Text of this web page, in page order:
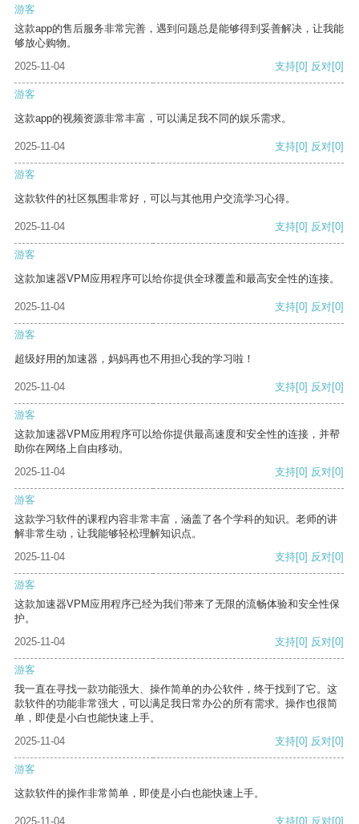
游客
这款app的售后服务非常完善，遇到问题总是能够得到妥善解决，让我能
够放心购物。
2025-11-04
支持[0] 反对[0]
游客
这款app的视频资源非常丰富，可以满足我不同的娱乐需求。
2025-11-04 支持[0] 反对[0]
游客
这款软件的社区氛围非常好，可以与其他用户交流学习心得。
2025-11-04 支持[0] 反对[0]
游客
这款加速器VPM应用程序可以给你提供全球覆盖和最高安全性的连接。
2025-11-04 支持[0] 反对[0]
游客
超级好用的加速器，妈妈再也不用担心我的学习啦！
2025-11-04 支持[0] 反对[0]
游客
这款加速器VPM应用程序可以给你提供最高速度和安全性的连接，并帮
助你在网络上自由移动。
2025-11-04
支持[0] 反对[0]
游客
这款学习软件的课程内容非常丰富，涵盖了各个学科的知识。老师的讲
解非常生动，让我能够轻松理解知识点。
2025-11-04
支持[0] 反对[0]
游客
这款加速器VPM应用程序已经为我们带来了无限的流畅体验和安全性保
护。
2025-11-04
支持[0] 反对[0]
游客
我一直在寻找一款功能强大、操作简单的办公软件，终于找到了它。这
款软件的功能非常强大，可以满足我日常办公的所有需求。操作也很简
单，即使是小白也能快速上手。
2025-11-04
支持[0] 反对[0]
游客
这款软件的操作非常简单，即使是小白也能快速上手。
2025-11-04 支持[0] 反对[0]